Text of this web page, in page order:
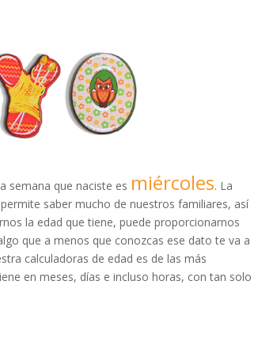
semana que naciste es miércoles. La
saber mucho de nuestros familiares, así
la edad que tiene, puede proporcionarnos
que a menos que conozcas ese dato te va a
calculadoras de edad es de las más
en meses, días e incluso horas, con tan solo